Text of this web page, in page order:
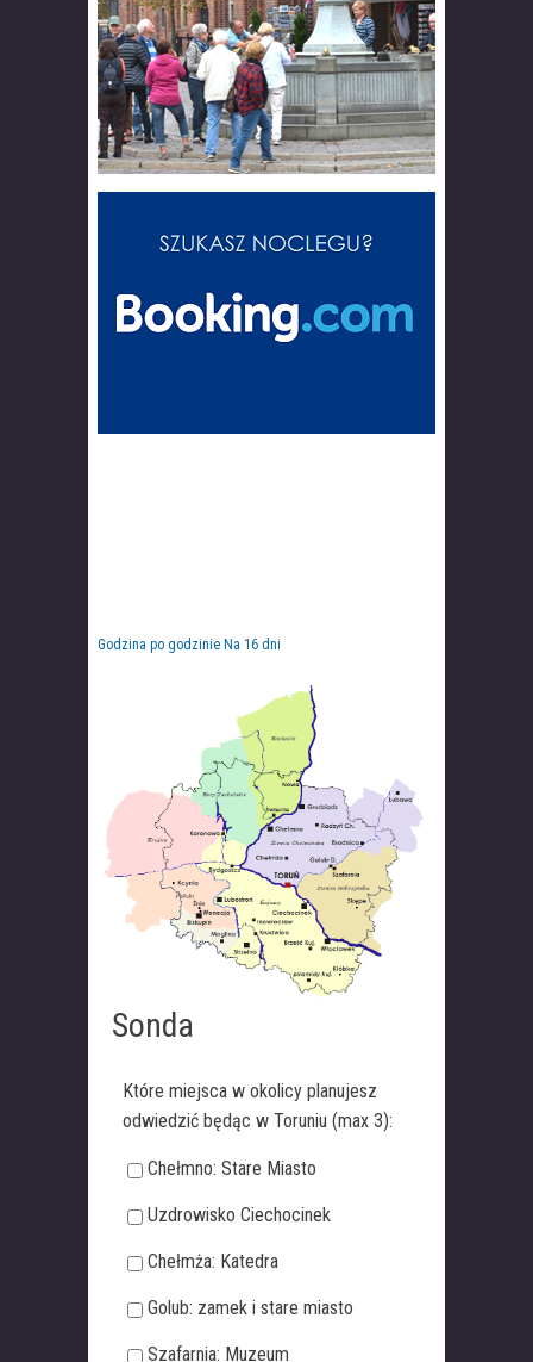
Godzina po godzinie Na 16 dni
Sonda
Które miejsca w okolicy planujesz
odwiedzić będąc w Toruniu (max 3):
Chełmno: Stare Miasto
Uzdrowisko Ciechocinek
Chełmża: Katedra
Golub: zamek i stare miasto
Szafarnia: Muzeum